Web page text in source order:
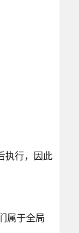
执行，因此
属于全局